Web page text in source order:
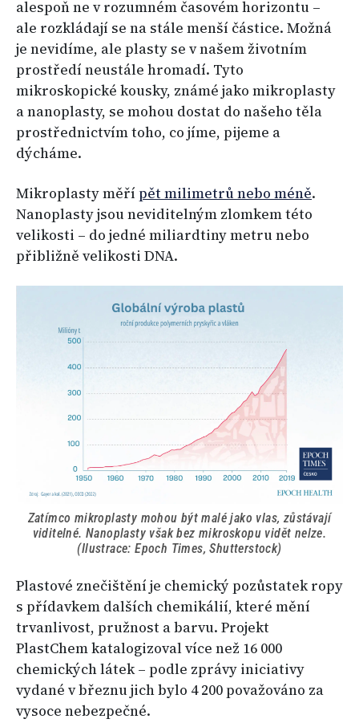
alespoň ne v rozumném časovém horizontu –
ale rozkládají se na stále menší částice. Možná
je nevidíme, ale plasty se v našem životním
prostředí neustále hromadí. Tyto
mikroskopické kousky, známé jako mikroplasty
a nanoplasty, se mohou dostat do našeho těla
prostřednictvím toho, co jíme, pijeme a
dýcháme.
Mikroplasty měří pět milimetrů nebo méně.
Nanoplasty jsou neviditelným zlomkem této
velikosti – do jedné miliardtiny metru nebo
přibližně velikosti DNA.
Zatímco mikroplasty mohou být malé jako vlas, zůstávají
viditelné. Nanoplasty však bez mikroskopu vidět nelze.
(Ilustrace: Epoch Times, Shutterstock)
Plastové znečištění je chemický pozůstatek ropy
s přídavkem dalších chemikálií, které mění
trvanlivost, pružnost a barvu. Projekt
PlastChem katalogizoval více než 16 000
chemických látek – podle zprávy iniciativy
vydané v březnu jich bylo 4 200 považováno za
vysoce nebezpečné.